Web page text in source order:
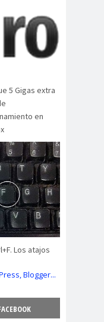
5 Gigas extra
en
Los atajos